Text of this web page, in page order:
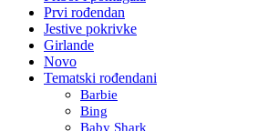
Prvi rođendan
Jestive pokrivke
Girlande
Novo
Tematski rođendani
Barbie
Bing
Baby Shark